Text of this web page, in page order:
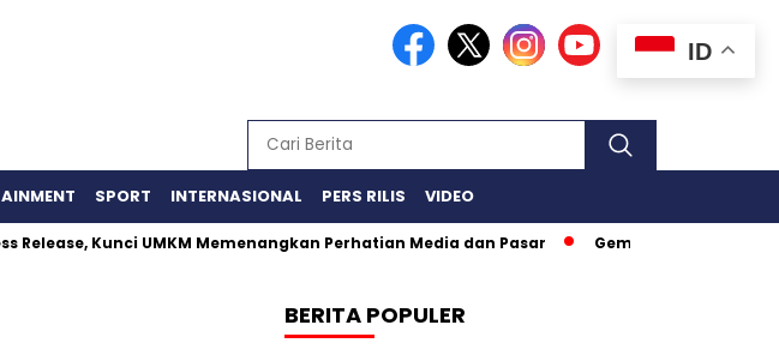
SPORT INTERNASIONAL PERS RILIS VIDEO
UMKM Memenangkan Perhatian Media dan Pasar Gempa Bengkulu Magnitudo
BERITA POPULER
ID